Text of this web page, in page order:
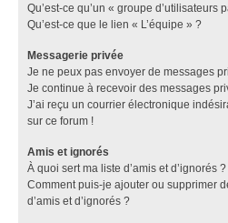
Qu’est-ce qu’un « groupe d’utilisateurs
Qu’est-ce que le lien « L’équipe » ?
Messagerie privée
Je ne peux pas envoyer de messages
Je continue à recevoir des messages
J’ai reçu un courrier électronique
sur ce forum !
Amis et ignorés
À quoi sert ma liste d’amis et d’ignorés ?
Comment puis-je ajouter ou supprimer
d’amis et d’ignorés ?